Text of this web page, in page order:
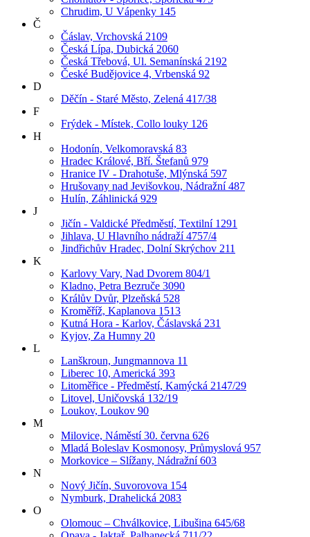
Chrudim, U Vápenky 145
Č
Čáslav, Vrchovská 2109
Česká Lípa, Dubická 2060
Česká Třebová, Ul. Semanínská 2192
České Budějovice 4, Vrbenská 92
D
Děčín - Staré Město, Zelená 417/38
F
Frýdek - Místek, Collo louky 126
H
Hodonín, Velkomoravská 83
Hradec Králové, Bří. Štefanů 979
Hranice IV - Drahotuše, Mlýnská 597
Hrušovany nad Jevišovkou, Nádražní 487
Hulín, Záhlinická 929
J
Jičín - Valdické Předměstí, Textilní 1291
Jihlava, U Hlavního nádraží 4757/4
Jindřichův Hradec, Dolní Skrýchov 211
K
Karlovy Vary, Nad Dvorem 804/1
Kladno, Petra Bezruče 3090
Králův Dvůr, Plzeňská 528
Kroměříž, Kaplanova 1513
Kutná Hora - Karlov, Čáslavská 231
Kyjov, Za Humny 20
L
Lanškroun, Jungmannova 11
Liberec 10, Americká 393
Litoměřice - Předměstí, Kamýcká 2147/29
Litovel, Uničovská 132/19
Loukov, Loukov 90
M
Milovice, Náměstí 30. června 626
Mladá Boleslav Kosmonosy, Průmyslová 957
Morkovice – Slížany, Nádražní 603
N
Nový Jičín, Suvorovova 154
Nymburk, Drahelická 2083
O
Olomouc – Chválkovice, Libušina 645/68